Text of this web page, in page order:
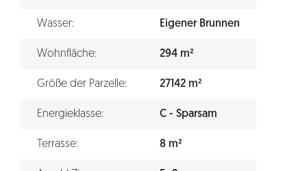
Wasser: Eigener Brunnen
Wohnfläche: 294 m²
Größe der Parzelle: 27142 m²
Energieklasse: C - Sparsam
Terrasse: 8 m²